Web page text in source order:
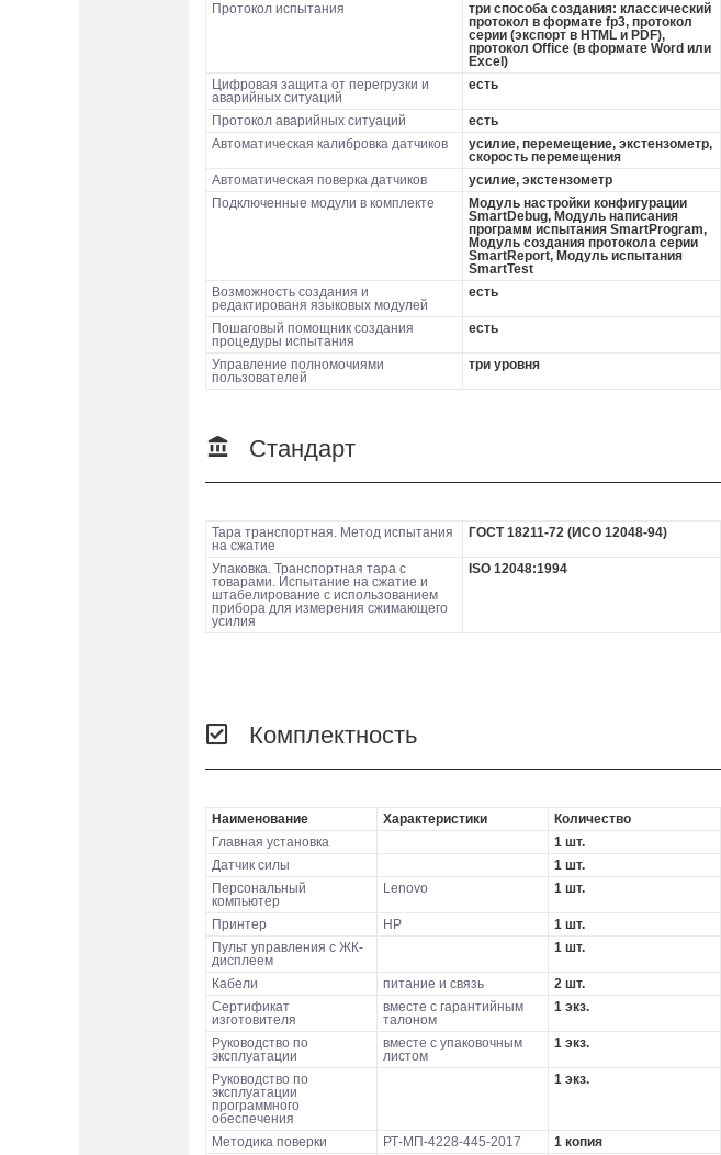
Протокол испытания
три способа создания: классический
протокол в формате fp3, протокол
серии (экспорт в HTML и PDF),
протокол Office (в формате Word или
Excel)
Цифровая защита от перегрузки и
аварийных ситуаций
есть
Протокол аварийных ситуаций
есть
Автоматическая калибровка датчиков
усилие, перемещение, экстензометр,
скорость перемещения
Автоматическая поверка датчиков
усилие, экстензометр
Подключенные модули в комплекте
Модуль настройки конфигурации
SmartDebug, Модуль написания
программ испытания SmartProgram,
Модуль создания протокола серии
SmartReport, Модуль испытания
SmartTest
Возможность создания и
редактированя языковых модулей
есть
Пошаговый помощник создания
процедуры испытания
есть
Управление полномочиями
пользователей
три уровня
Стандарт
Тара транспортная. Метод испытания
на сжатие
ГОСТ 18211-72 (ИСО 12048-94)
Упаковка. Транспортная тара с
товарами. Испытание на сжатие и
штабелирование с использованием
прибора для измерения сжимающего
усилия
ISO 12048:1994
Комплектность
Наименование Характеристики
Количество
Главная установка
1 шт.
Датчик силы
1 шт.
Персональный
компьютер
Lenovo 1 шт.
Принтер HP
1 шт.
Пульт управления с ЖК-
дисплеем
1 шт.
Кабели питание и связь
2 шт.
Сертификат
изготовителя
вместе с гарантийным
талоном
1 экз.
Руководство по
эксплуатации
вместе с упаковочным
листом
1 экз.
Руководство по
эксплуатации
программного
обеспечения
1 экз.
Методика поверки РТ-МП-4228-445-2017 1 копия